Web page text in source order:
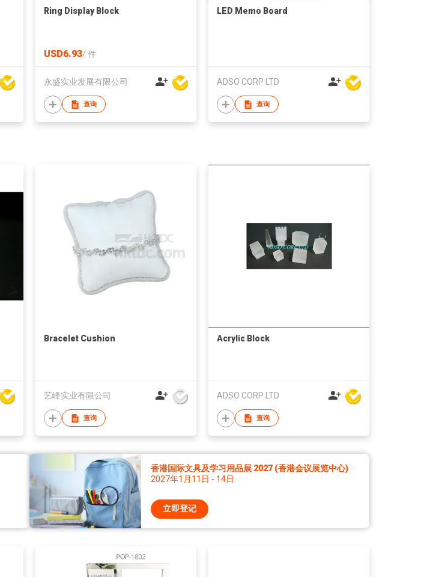
Ring Display Block
USD6.93/ 件
永盛实业发展有限公司
查询
LED Memo Board
ADSO CORP LTD
查询
Bracelet Cushion
艺峰实业有限公司
查询
Acrylic Block
ADSO CORP LTD
查询
香港国际文具及学习用品展 2027 (香港会议展览中心)
2027年1月11日 - 14日
立即登记